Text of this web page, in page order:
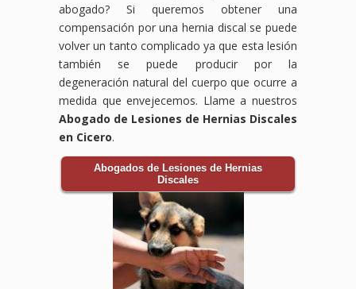
abogado? Si queremos obtener una
compensación por una hernia discal se puede
volver un tanto complicado ya que esta lesión
también se puede producir por la
degeneración natural del cuerpo que ocurre a
medida que envejecemos. Llame a nuestros
Abogado de Lesiones de Hernias Discales
en Cicero.
Abogados de Lesiones de Hernias
Discales